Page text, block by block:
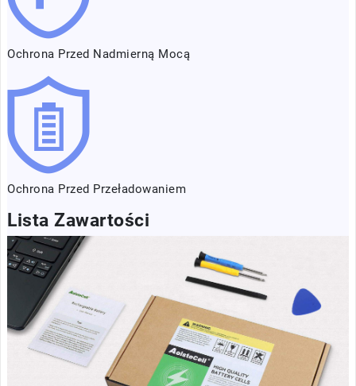
Ochrona Przed Nadmierną Mocą
Ochrona Przed Przeładowaniem
Lista Zawartości